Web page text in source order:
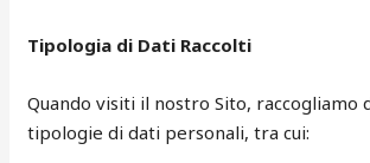
Tipologia di Dati Raccolti
Quando visiti il nostro Sito, raccogliamo
tipologie di dati personali, tra cui: